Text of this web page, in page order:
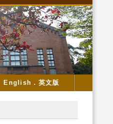
English．英文版